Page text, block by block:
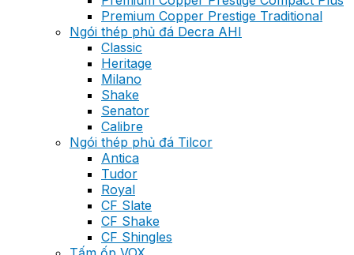
Premium Copper Prestige Traditional
Ngói thép phủ đá Decra AHI
Classic
Heritage
Milano
Shake
Senator
Calibre
Ngói thép phủ đá Tilcor
Antica
Tudor
Royal
CF Slate
CF Shake
CF Shingles